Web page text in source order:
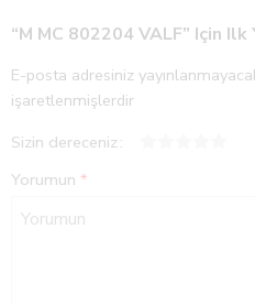
“M MC 802204 VALF” Için
E-posta adresiniz
işaretlenmişlerdir
Sizin dereceniz
Yorumun *